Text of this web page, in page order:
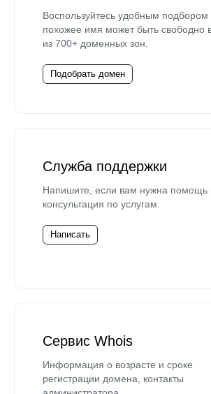
Воспользуйтесь удобным
похожее имя может быть свободно
из 700+ доменных зон.
Подобрать домен
Служба поддержки
Напишите, если вам нужна помощь
консультация по услугам.
Написать
Сервис Whois
Информация о возрасте и сроке
регистрации домена, контакты